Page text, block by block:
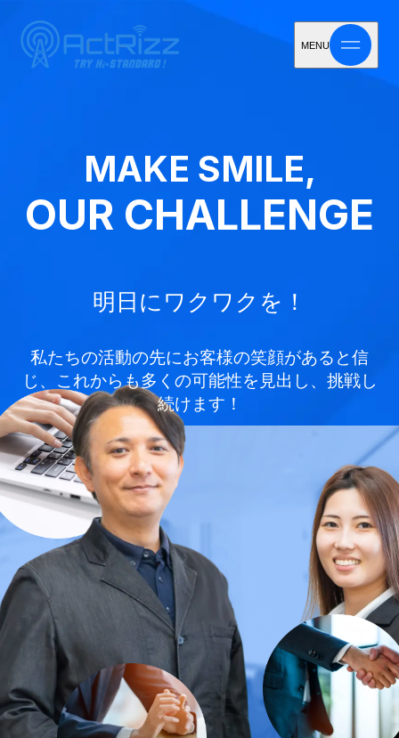
MENU
MAKE SMILE,
OUR CHALLENGE
明日にワクワクを！
私たちの活動の先にお客様の笑顔があると信
じ、
これからも多くの可能性を見出し、挑戦し
続けます！